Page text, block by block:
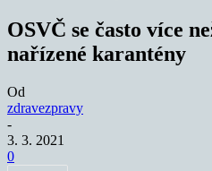
OSVČ se často více
nařízené karantény
Od
zdravezpravy
-
3. 3. 2021
0